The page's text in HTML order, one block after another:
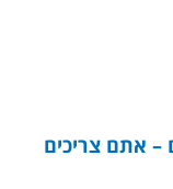
אתם צריכים